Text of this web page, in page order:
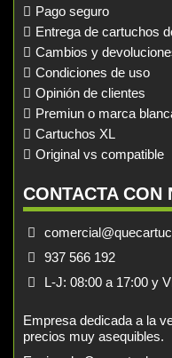
Pago seguro
Entrega de cartuchos
Cambios y
Condiciones de uso
Opinión de clientes
Premiun o marca
Cartuchos XL
Original vs compatible
CONTACTA CON
937 566 192
L-J: 08:00 a 17:00 y
Empresa dedicada a la
precios muy asequibles.